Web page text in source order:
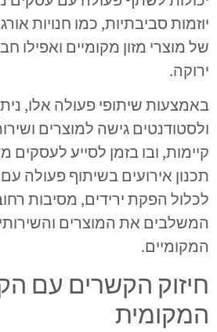
יוזמות סביבתיות, כמו חנויות
של מוצרי מזון מקומיים ואפילו
ירוקה.
באמצעות שיתופי פעולה אלו,
ולסטודנטים גישה למוצרים
קיימות, ובו בזמן לסייע
תכנון אירועים בשיתוף פעולה
לכלול הפקת ירידים, מסיבות
המשלבים את המוצרים
המקומיים.
חיזוק הקשרים עם
המקומית